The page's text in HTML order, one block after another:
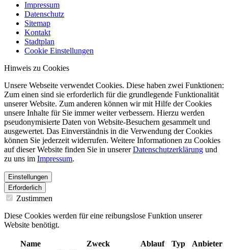
Impressum
Datenschutz
Sitemap
Kontakt
Stadtplan
Cookie Einstellungen
Hinweis zu Cookies
Unsere Webseite verwendet Cookies. Diese haben zwei Funktionen:
Zum einen sind sie erforderlich für die grundlegende Funktionalität
unserer Website. Zum anderen können wir mit Hilfe der Cookies
unsere Inhalte für Sie immer weiter verbessern. Hierzu werden
pseudonymisierte Daten von Website-Besuchern gesammelt und
ausgewertet. Das Einverständnis in die Verwendung der Cookies
können Sie jederzeit widerrufen. Weitere Informationen zu Cookies
auf dieser Website finden Sie in unsererDatenschutzerklärung und
zu uns im Impressum.
Einstellungen
Erforderlich
Zustimmen
Diese Cookies werden für eine reibungslose Funktion unserer
Website benötigt.
Name Zweck Ablauf Typ Anbieter